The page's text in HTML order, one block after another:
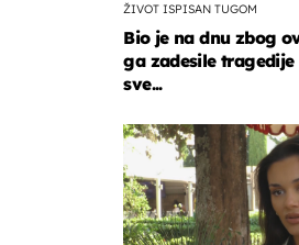
ŽIVOT ISPISAN TUGOM
Bio je na dnu zbog
ga zadesile
sve...